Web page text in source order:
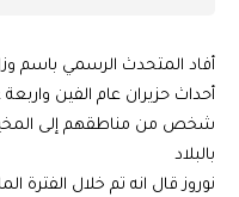
أفاد المتحدث الرسمي باسم
أحداث حزيران عام الفين
شخص من مناطقهم إلى
بالبلاد
نوروز قال انه تم خلال الفترة